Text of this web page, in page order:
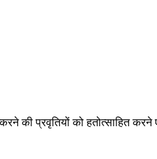
प्रवृतियों को हतोत्साहित करने